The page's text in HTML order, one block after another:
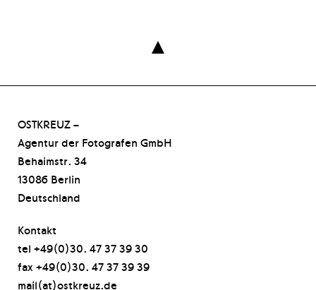

OSTKREUZ –
Agentur der Fotografen GmbH
Behaimstr. 34
13086 Berlin
Deutschland
Kontakt
tel +49(0)30. 47 37 39 30
fax +49(0)30. 47 37 39 39
mail(at)ostkreuz.de